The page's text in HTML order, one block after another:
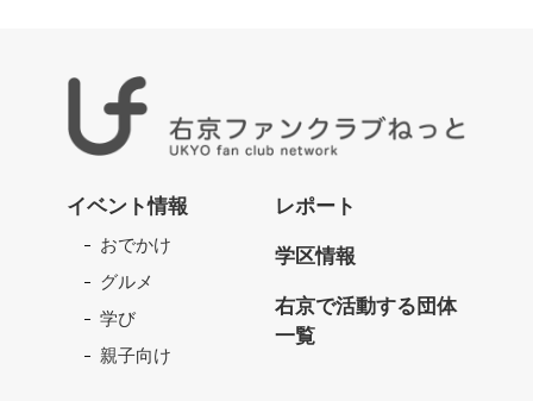
京
フ
イベント情報
おでかけ
グルメ
学び
親子向け
レポート
学区情報
右京で活動する団体
一覧